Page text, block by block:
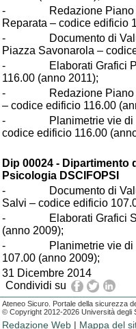
- Redazione Piano di
Reparata – codice edificio
- Documento di
Piazza Savonarola –
- Elaborati Grafici
116.00 (anno 2011);
- Redazione Piano di
– codice edificio 116.00
- Planimetrie vie di
codice edificio 116.00
Dip 00024 - Dipartimento
Psicologia DSCIFOPSI
- Documento di
Salvi – codice edificio
- Elaborati Grafici San
(anno 2009);
- Planimetrie vie di
107.00 (anno 2009);
31 Dicembre 2014
Condividi su
Ateneo Sicuro. Portale della sicurezza
© Copyright 2012-2026 Università degli
Redazione Web | Mappa del